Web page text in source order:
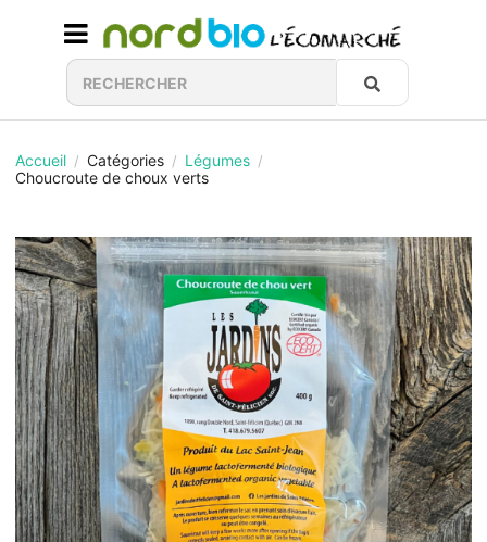
Accueil / Catégories / Légumes /
Choucroute de choux verts